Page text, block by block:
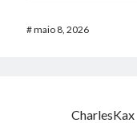
#maio 8, 2026
CharlesKax